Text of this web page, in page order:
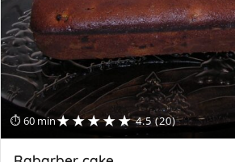
⏱ 60 min★★★★★ 4.5 (20)